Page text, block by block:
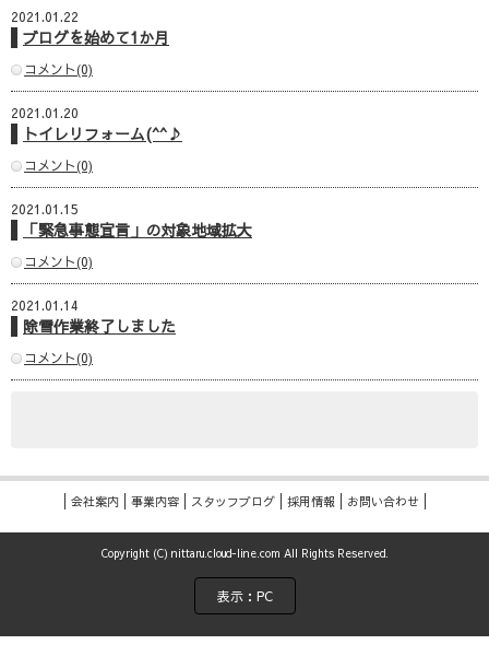
2021.01.22
ブログを始めて1か月
コメント(0)
2021.01.20
トイレリフォーム(^^♪
コメント(0)
2021.01.15
「緊急事態宣言」の対象地域拡大
コメント(0)
2021.01.14
除雪作業終了しました
コメント(0)
会社案内 事業内容 スタッフブログ 採用情報 お問い合わせ
Copyright (C) nittaru.cloud-line.com All Rights Reserved.
表示：PC